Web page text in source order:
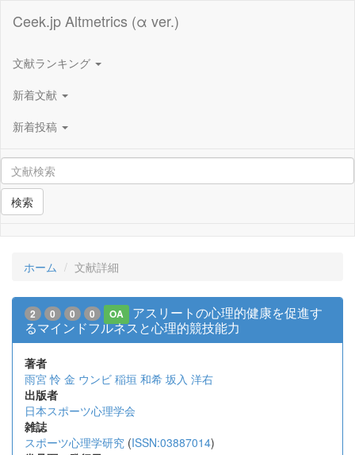
Ceek.jp Altmetrics (α ver.)
文献ランキング
新着文献
新着投稿
検索
ホーム 文献詳細
2 0 0 0 OA
アスリートの心理的健康を促進す
るマインドフルネスと心理的競技能力
著者
雨宮 怜 金 ウンビ 稲垣 和希 坂入 洋右
出版者
日本スポーツ心理学会
雑誌
スポーツ心理学研究 (ISSN:03887014)